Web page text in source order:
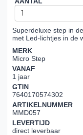
Superdeluxe step in
met Led-lichtjes in de
MERK
Micro Step
VANAF
1 jaar
GTIN
7640170574302
ARTIKELNUMMER
MMD057
LEVERTIJD
direct leverbaar